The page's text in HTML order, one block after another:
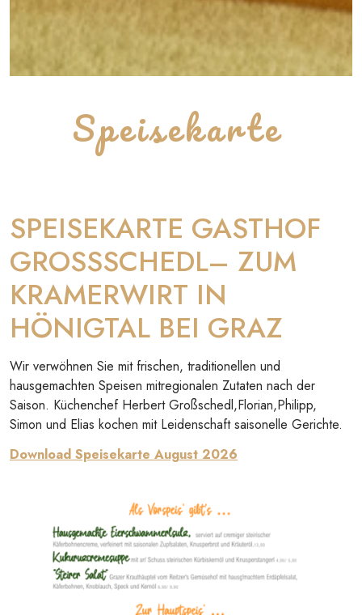
Speisekarte
SPEISEKARTE GASTHOF
GROSSSCHEDL– ZUM
KRAMERWIRT IN
HÖNIGTAL BEI GRAZ
Wir verwöhnen Sie mit frischen, traditionellen und
hausgemachten Speisen mitregionalen Zutaten nach der
Saison. Küchenchef Herbert Großschedl,Florian,Philipp,
Simon und Elias kochen mit Leidenschaft saisonelle Gerichte.
Download Speisekarte August 2026